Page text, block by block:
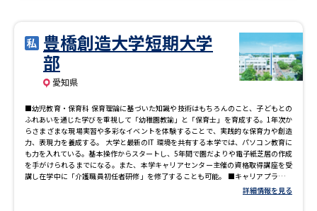
豊橋創造大学短期大学
部
愛知県
■幼児教育・保育科 保育理論に基づいた知識や技術はもちろんのこと、子どもとの
ふれあいを通じた学びを重視して「幼稚園教諭」と「保育士」を育成する。1年次か
らさまざまな現場実習や多彩なイベントを体験することで、実践的な保育力や創造
力、表現力を養成する。 大学と最新のIT 環境を共有する本学では、パソコン教育に
も力を入れている。基本操作からスタートし、5年間で園だよりや電子紙芝居の作成
を手がけられるまでになる。また、本学キャリアセンター主催の資格取得講座を受
講し在学中に「介護職員初任者研修」を修了することも可能。 ■キャリアプランニ
ング科 将来なりたい自分を発見し、必要なスキルや資格を獲得して、希望どおりの
詳細情報を見る